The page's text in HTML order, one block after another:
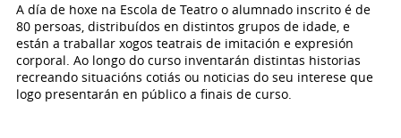
A día de hoxe na Escola de Teatro o alumnado inscrito é de
80 persoas, distribuídos en distintos grupos de idade, e
están a traballar xogos teatrais de imitación e expresión
corporal. Ao longo do curso inventarán distintas historias
recreando situacións cotiás ou noticias do seu interese que
logo presentarán en público a finais de curso.